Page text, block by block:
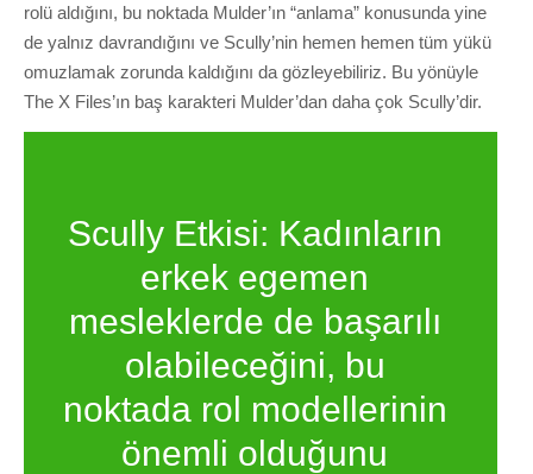
rolü aldığını, bu noktada Mulder’ın “anlama” konusunda yine
de yalnız davrandığını ve Scully’nin hemen hemen tüm yükü
omuzlamak zorunda kaldığını da gözleyebiliriz. Bu yönüyle
The X Files’ın baş karakteri Mulder’dan daha çok Scully’dir.
Scully Etkisi: Kadınların
erkek egemen
mesleklerde de başarılı
olabileceğini, bu
noktada rol modellerinin
önemli olduğunu